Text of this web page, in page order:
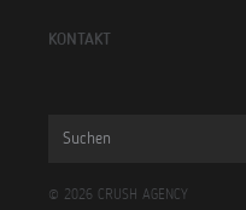
KONTAKT
© 2026 CRUSH AGENCY